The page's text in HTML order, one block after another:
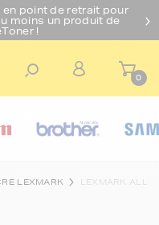
en point de retrait pour
moins un produit de
!
0
LEXMARK LEXMARK ALL-